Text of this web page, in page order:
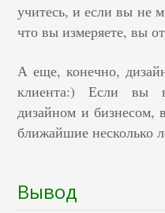
учитесь, и если вы не
что вы измеряете, вы
А еще, конечно,
клиента:) Если вы
дизайном и бизнесом,
ближайшие несколько
Вывод